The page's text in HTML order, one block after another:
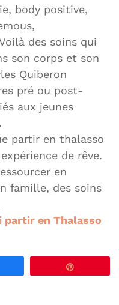
body positive,
des soins qui
son corps et son
Quiberon
pré ou post-
aux jeunes
partir en thalasso
de rêve.
en
famille, des soins
partir en Thalasso